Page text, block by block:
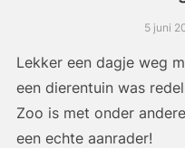
5 juni
Lekker een dagje weg
een dierentuin was
Zoo is met onder
een echte aanrader!